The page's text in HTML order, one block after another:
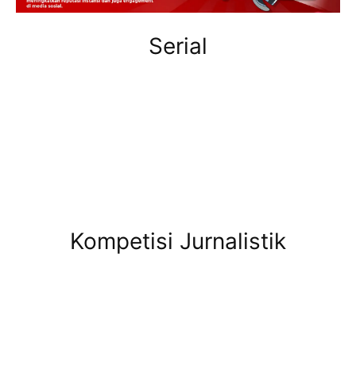
Serial
Kompetisi Jurnalistik